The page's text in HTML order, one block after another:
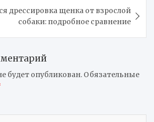
дрессировка щенка от взрослой
собаки: подробное сравнение
будет опубликован. Обязательные